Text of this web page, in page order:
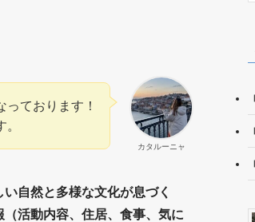
カタルーニャ
ております！
自然と多様な文化が息づく
活動内容、住居、食事、気に